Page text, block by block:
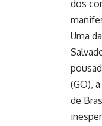
dos
Uma
(GO),
de